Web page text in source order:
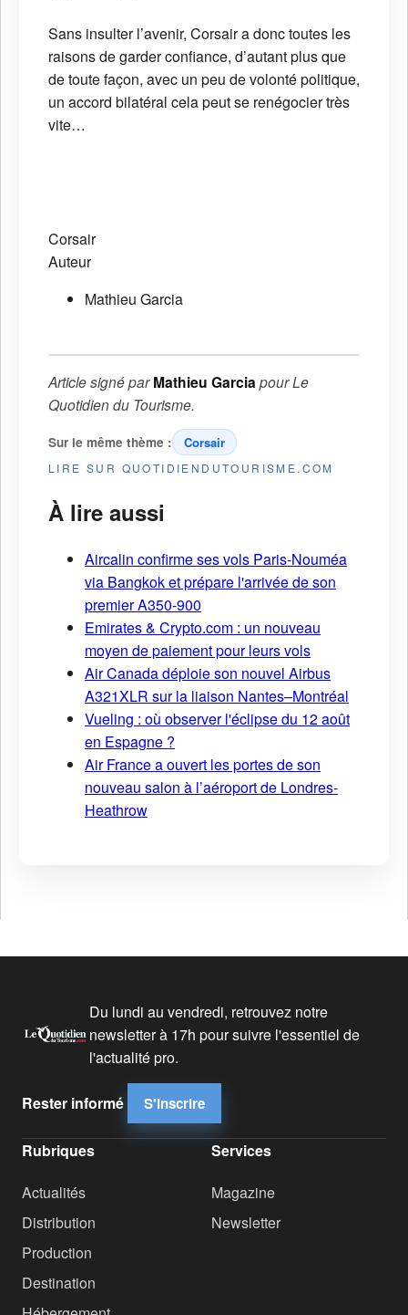
Sans insulter l’avenir, Corsair a donc toutes les
raisons de garder confiance, d’autant plus que
de toute façon, avec un peu de volonté politique,
un accord bilatéral cela peut se renégocier très
vite…
Corsair
Auteur
Mathieu Garcia
Article signé parMathieu Garcia pourLe
Quotidien du Tourisme.
Sur le même thème : Corsair
LIRE SUR QUOTIDIENDUTOURISME.COM
À lire aussi
Aircalin confirme ses vols Paris-Nouméa
via Bangkok et prépare l'arrivée de son
premier A350-900
Emirates & Crypto.com : un nouveau
moyen de paiement pour leurs vols
Air Canada déploie son nouvel Airbus
A321XLR sur la liaison Nantes–Montréal
Vueling : où observer l'éclipse du 12 août
en Espagne ?
Air France a ouvert les portes de son
nouveau salon à l’aéroport de Londres-
Heathrow
Du lundi au vendredi, retrouvez notre
newsletter à 17h pour suivre l'essentiel de
l'actualité pro.
Rester informé S'inscrire
Rubriques
Actualités
Distribution
Production
Destination
Services
Magazine
Newsletter